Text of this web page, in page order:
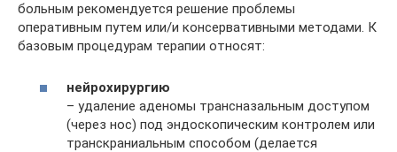
больным рекомендуется решение проблемы
оперативным путем или/и консервативными методами. К
базовым процедурам терапии относят:
нейрохирургию
– удаление аденомы трансназальным доступом
(через нос) под эндоскопическим контролем или
транскраниальным способом (делается